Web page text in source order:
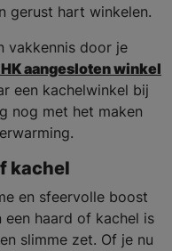
gerust hart winkelen.
vakkennis door je
aangesloten winkel
een kachelwinkel bij
nog met het maken
kachel
en sfeervolle boost
een haard of kachel is
slimme zet. Of je nu